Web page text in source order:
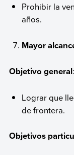
Prohibir la
años.
Mayor
Objetivo general:
Lograr que
de frontera.
Objetivos